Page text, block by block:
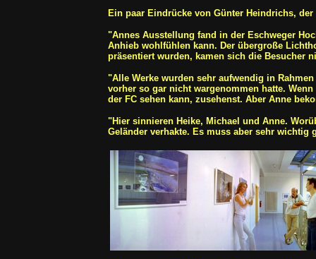
Ein paar Eindrücke von Günter Heindrichs,
"Annes Ausstellung fand in der Eschweger
Anhieb wohlfühlen kann. Der übergroße
präsentiert wurden, kamen sich die Besucher
"Alle Werke wurden sehr aufwendig in
vorher so gar nicht wargenommen hatte.
der FC sehen kann, zusehenst. Aber Anne
"Hier sinnieren Heike, Michael und Anne.
Geländer verhakte. Es muss aber sehr wichtig